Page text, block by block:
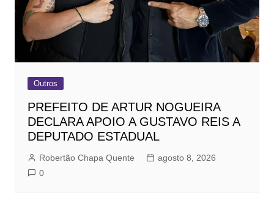
Outros
PREFEITO DE ARTUR NOGUEIRA
DECLARA APOIO A GUSTAVO REIS A
DEPUTADO ESTADUAL
Robertão Chapa Quente
agosto 8, 2026
0